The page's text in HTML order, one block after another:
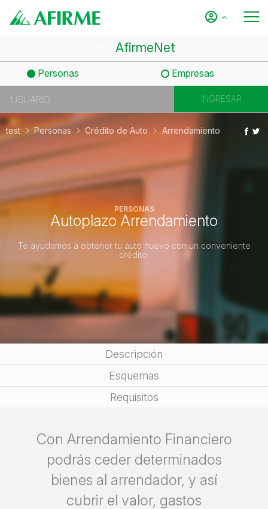
AfirmeNet
Personas Empresas
test Personas Crédito de Auto Arrendamiento
PERSONAS
Autoplazo Arrendamiento
Te ayudamos a obtener tu auto nuevo con un conveniente
crédito.
Descripción
Esquemas
Requisitos
Con Arrendamiento Financiero
podrás ceder determinados
bienes al arrendador, y así
cubrir el valor, gastos